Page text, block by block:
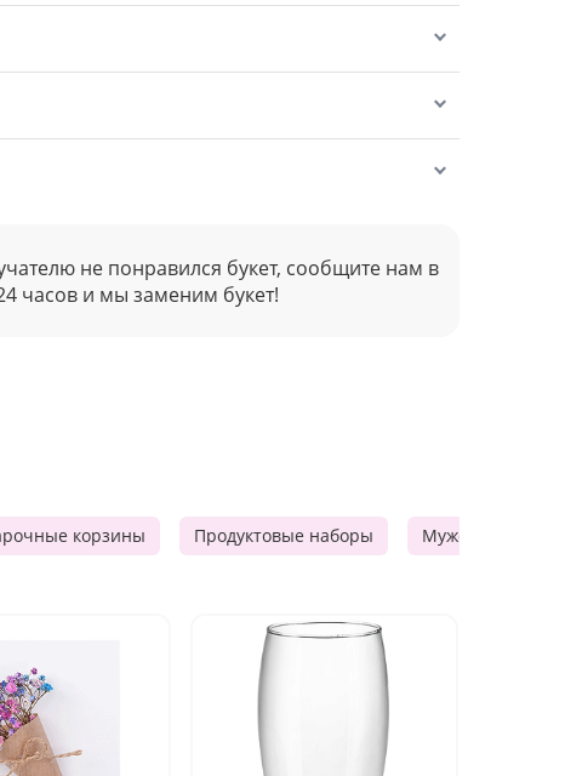
не понравился букет, сообщите нам в
часов и мы заменим букет!
корзины Продуктовые наборы Мужские